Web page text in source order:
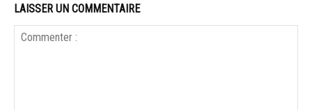
LAISSER UN COMMENTAIRE